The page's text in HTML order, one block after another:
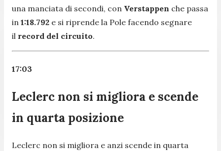
una manciata di secondi, con Verstappen che passa
in 1:18.792 e si riprende la Pole facendo segnare
il record del circuito.
17:03
Leclerc non si migliora e scende
in quarta posizione
Leclerc non si migliora e anzi scende in quarta